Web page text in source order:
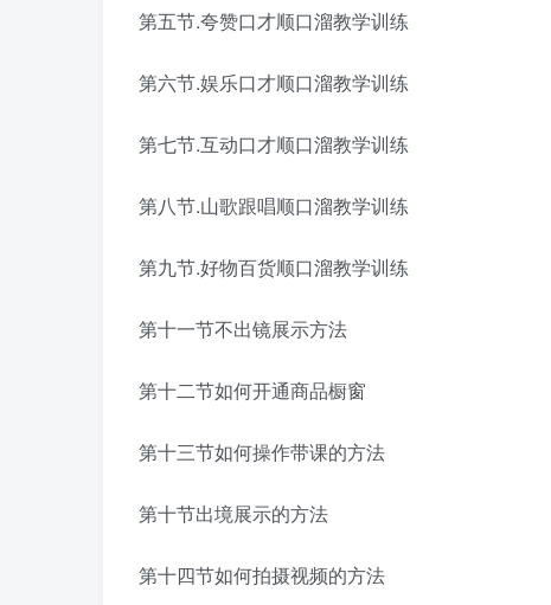
第五节.夸赞口才顺口溜教学训练
第六节.娱乐口才顺口溜教学训练
第七节.互动口才顺口溜教学训练
第八节.山歌跟唱顺口溜教学训练
第九节.好物百货顺口溜教学训练
第十一节不出镜展示方法
第十二节如何开通商品橱窗
第十三节如何操作带课的方法
第十节出境展示的方法
第十四节如何拍摄视频的方法